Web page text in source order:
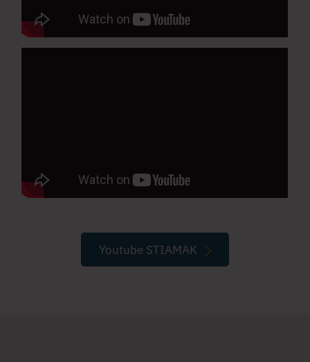
Youtube STIAMAK